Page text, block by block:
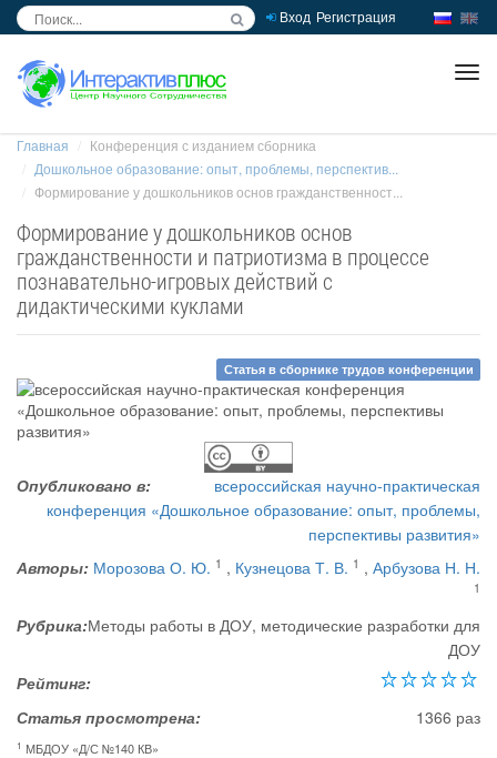
Вход Регистрация
Главная
Конференция с изданием сборника
Дошкольное образование: опыт, проблемы, перспектив...
Формирование у дошкольников основ гражданственност...
Формирование у дошкольников основ
гражданственности и патриотизма в процессе
познавательно-игровых действий с
дидактическими куклами
Статья в сборнике трудов конференции
Опубликовано в:
всероссийская научно-практическая
конференция «Дошкольное образование: опыт, проблемы,
перспективы развития»
Авторы: Морозова О. Ю. 1 , Кузнецова Т. В. 1 , Арбузова Н. Н.
1
Рубрика:Методы работы в ДОУ, методические разработки для
ДОУ
Рейтинг:
Статья просмотрена:
1366 раз
1 МБДОУ «Д/С №140 КВ»